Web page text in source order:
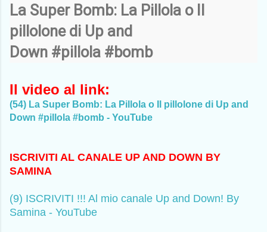
La Super Bomb: La Pillola o Il
pillolone di Up and
Down #pillola #bomb
Il video al link:
(54) La Super Bomb: La Pillola o Il pillolone di Up and
Down #pillola #bomb - YouTube
ISCRIVITI AL CANALE UP AND DOWN BY
SAMINA
(9) ISCRIVITI !!! Al mio canale Up and Down! By
Samina - YouTube